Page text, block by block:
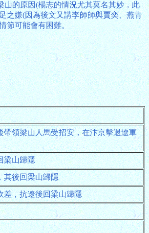
的原因(楊志的情況尤其莫名其妙，此
之嫌(因為後文又講李師師與賈奕、燕青
節可能會有困難。
領梁山人馬受招安，在汴京擊退遼軍
梁山歸隱
其後回梁山歸隱
差，抗遼後回梁山歸隱